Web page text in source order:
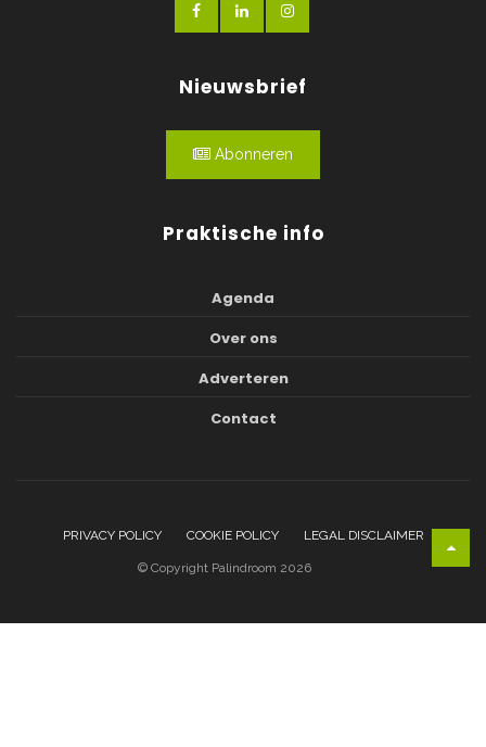
Nieuwsbrief
Abonneren
Praktische info
Agenda
Over ons
Adverteren
Contact
PRIVACY POLICY COOKIE POLICY LEGAL DISCLAIMER
© Copyright Palindroom 2026